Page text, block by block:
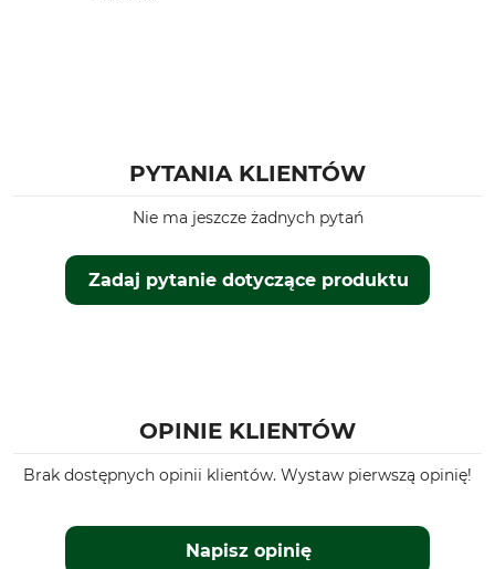
PYTANIA KLIENTÓW
Zadaj pytanie dotyczące produktu
Nie ma jeszcze żadnych pytań
OPINIE KLIENTÓW
Brak dostępnych opinii klientów. Wystaw pierwszą opinię!
Napisz opinię